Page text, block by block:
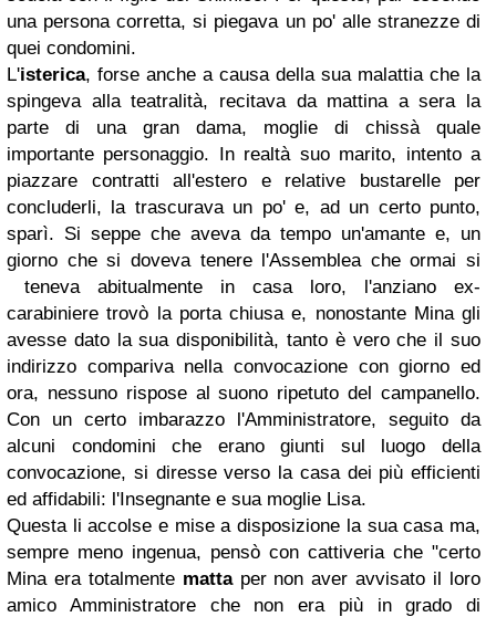
una persona corretta, si piegava un po' alle stranezze di
quei condomini.
L'isterica, forse anche a causa della sua malattia che la
spingeva alla teatralità, recitava da mattina a sera la
parte di una gran dama, moglie di chissà quale
importante personaggio. In realtà suo marito, intento a
piazzare contratti all'estero e relative bustarelle per
concluderli, la trascurava un po' e, ad un certo punto,
sparì. Si seppe che aveva da tempo un'amante e, un
giorno che si doveva tenere l'Assemblea che ormai si
teneva abitualmente in casa loro, l'anziano ex-
carabiniere trovò la porta chiusa e, nonostante Mina gli
avesse dato la sua disponibilità, tanto è vero che il suo
indirizzo compariva nella convocazione con giorno ed
ora, nessuno rispose al suono ripetuto del campanello.
Con un certo imbarazzo l'Amministratore, seguito da
alcuni condomini che erano giunti sul luogo della
convocazione, si diresse verso la casa dei più efficienti
ed affidabili: l'Insegnante e sua moglie Lisa.
Questa li accolse e mise a disposizione la sua casa ma,
sempre meno ingenua, pensò con cattiveria che "certo
Mina era totalmente mattaper non aver avvisato il loro
amico Amministratore che non era più in grado di